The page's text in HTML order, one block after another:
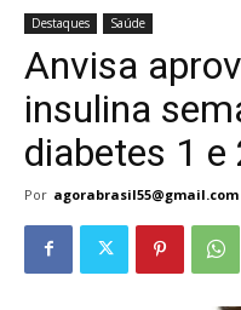
Destaques Saúde
Anvisa
insulina
diabetes 1 e
Por agorabrasil55@gmail.com